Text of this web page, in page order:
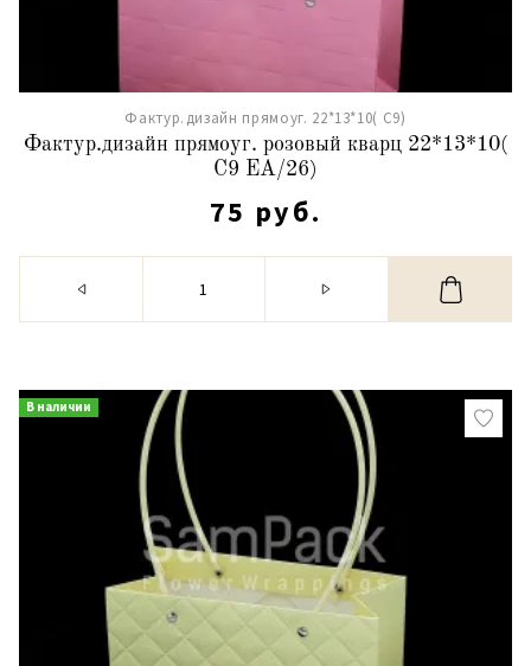
Фактур.дизайн прямоуг. 22*13*10( С9)
Фактур.дизайн прямоуг. розовый кварц 22*13*10(
С9 ЕА/26)
75 руб.
В наличии